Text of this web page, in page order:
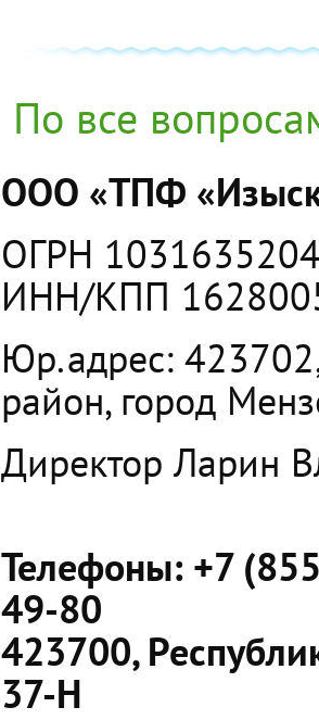
По все
ООО «ТПФ
ОГРН
ИНН/КПП
Юр.адрес:
район, город
Директор Ларин
Телефоны: +7
49-80
423700,
37-Н